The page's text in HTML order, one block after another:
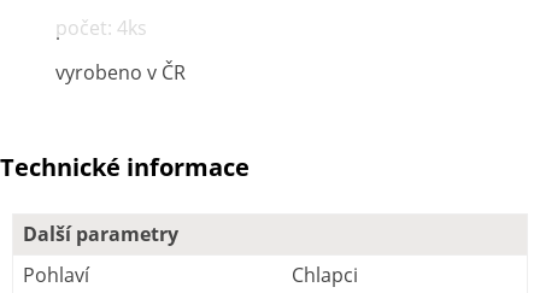
počet: 4ks
vyrobeno v ČR
Technické informace
Další parametry
Pohlaví
Chlapci